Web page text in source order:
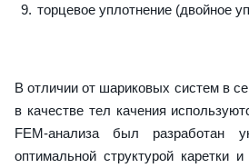
торцевое уплотнение (двойное
В отличии от шариковых систем в
в качестве тел качения
FEM-анализа был разработан
оптимальной структурой каретки